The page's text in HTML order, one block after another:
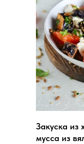
Закуска из
мусса из